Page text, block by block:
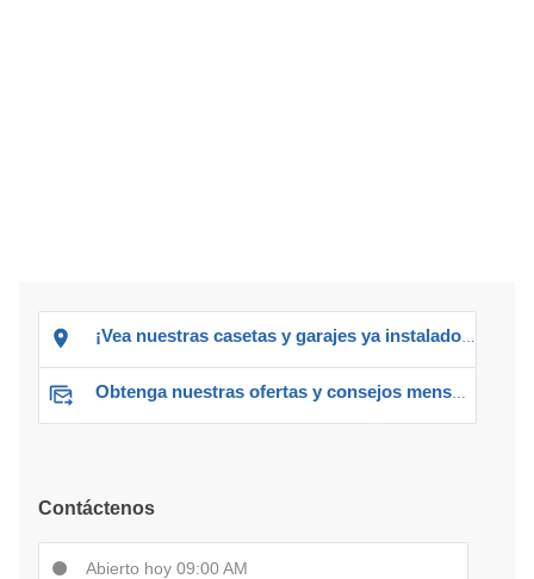
¡Vea nuestras casetas y garajes ya instalados!
Obtenga nuestras ofertas y consejos mensuales
Contáctenos
Abierto hoy 09:00 AM